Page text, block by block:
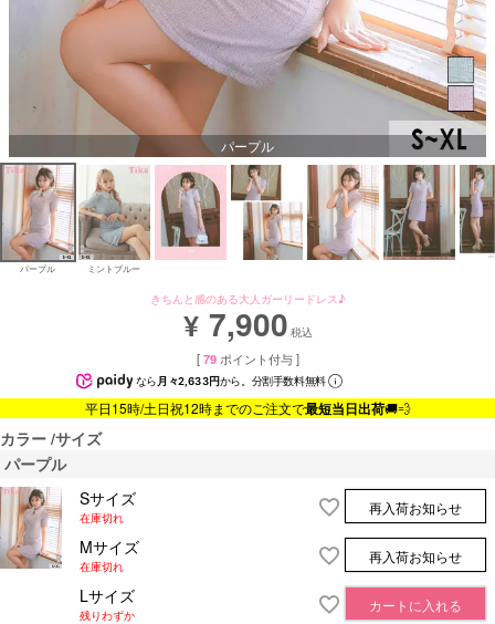
パープル
パープル ミントブルー
きちんと感のある大人ガーリードレス♪
¥ 7,900 税込
[ 79 ポイント付与 ]
なら月々2,633円から。分割手数料無料
平日15時/土日祝12時までのご注文で最短当日出荷🚚💨
カラー サイズ
パープル
Sサイズ
在庫切れ
再入荷お知らせ
Mサイズ
在庫切れ
再入荷お知らせ
Lサイズ
残りわずか
カートに入れる